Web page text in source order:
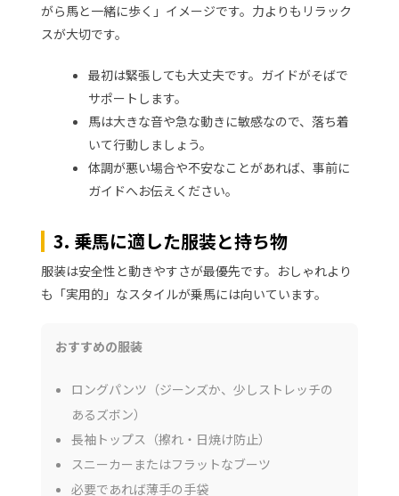
がら馬と一緒に歩く」イメージです。力よりもリラック
スが大切です。
最初は緊張しても大丈夫です。ガイドがそばで
サポートします。
馬は大きな音や急な動きに敏感なので、落ち着
いて行動しましょう。
体調が悪い場合や不安なことがあれば、事前に
ガイドへお伝えください。
3. 乗馬に適した服装と持ち物
服装は安全性と動きやすさが最優先です。おしゃれより
も「実用的」なスタイルが乗馬には向いています。
おすすめの服装
ロングパンツ（ジーンズか、少しストレッチの
あるズボン）
長袖トップス（擦れ・日焼け防止）
スニーカーまたはフラットなブーツ
必要であれば薄手の手袋